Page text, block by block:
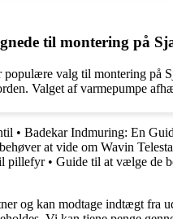
til montering på
valg til montering på
Valget af varmepumpe
• Badekar Indmuring: En
at vide om Wavin
pillefyr• Guide til at vælge de
og kan modtage indtægt fra